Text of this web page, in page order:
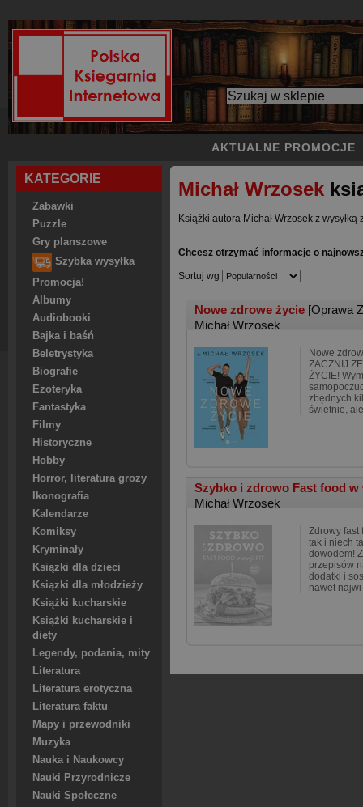
AKTUALNE PROMOCJE
KATEGORIE
Zabawki
Puzzle
Gry planszowe
Szybka wysyłka
Promocja!
Albumy
Audiobooki
Bajka i baśń
Beletrystyka
Biografie
Ezoteryka
Fantastyka
Filmy
Historyczne
Hobby
Horror, literatura grozy
Ikonografia
Kalendarze
Komiksy
Kryminały
Ksiązki dla dzieci
Ksiązki dla młodzieży
Książki kucharskie
Książki kucharskie i
diety
Legendy, podania, mity
Literatura
Literatura erotyczna
Literatura faktu
Mapy i przewodniki
Muzyka
Nauka i Naukowcy
Nauki Przyrodnicze
Nauki Społeczne
Michał Wrzosek
Książki autora Michał Wrzosek z wysyłką
Chcesz otrzymać informacje o
Sortuj wg
Nowe zdrowe życie [Oprawa
Michał Wrzosek
Nowe
ZACZNIJ
ŻYCIE!
zbędnych
świetnie,
Szybko i zdrowo Fast food
Michał Wrzosek
Zdrowy fast
tak i niech
dowodem!
przepisów
dodatki i
nawet najwi